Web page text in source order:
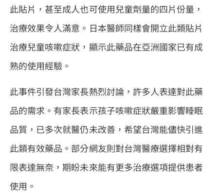
此貼片，甚至成人也可使用兒童劑量的四片份量，
治療效果令人滿意。日本醫師同樣會開立此類貼片
治療兒童咳嗽症狀，顯示此藥品在亞洲國家已有成
熟的使用經驗。
此事件引發台灣家長熱烈討論，許多人表達對此藥
品的需求。有家長表示孩子咳嗽症狀嚴重影響睡眠
品質，已多次就醫仍未改善，希望台灣能儘快引進
此類有效藥品。部分網友則對台灣醫療選擇相對有
限表達無奈，期盼未來能有更多治療選項提供患者
使用。